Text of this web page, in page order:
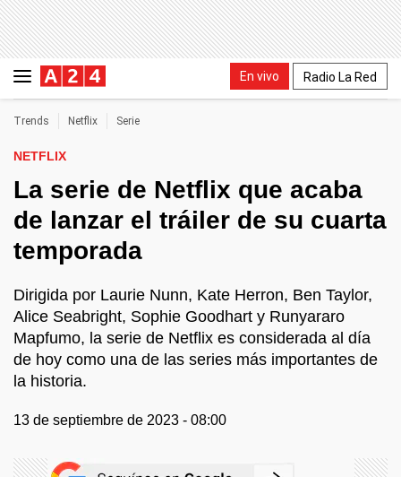
En vivo Radio La Red
Trends Netflix Serie
NETFLIX
La serie de Netflix que acaba
de lanzar el tráiler de su cuarta
temporada
Dirigida por Laurie Nunn, Kate Herron, Ben Taylor,
Alice Seabright, Sophie Goodhart y Runyararo
Mapfumo, la serie de Netflix es considerada al día
de hoy como una de las series más importantes de
la historia.
13 de septiembre de 2023 - 08:00